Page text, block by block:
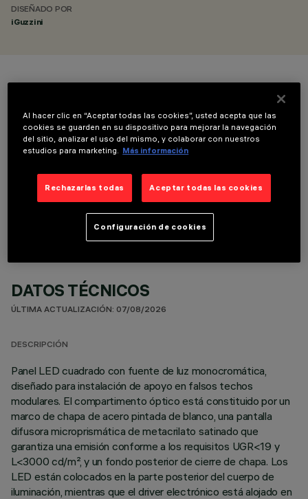
DISEÑADO POR
iGuzzini
COMPONENTES OPCIONALES
DATOS TÉCNICOS
ÚLTIMA ACTUALIZACIÓN: 07/08/2026
DESCRIPCIÓN
Panel LED cuadrado con fuente de luz monocromática,
diseñado para instalación de apoyo en falsos techos
modulares. El compartimento óptico está constituido por un
marco de chapa de acero pintada de blanco, una pantalla
difusora microprismática de metacrilato satinado que
garantiza una emisión conforme a los requisitos UGR<19 y
L<3000 cd/m², y un fondo posterior de cierre de chapa. Los
LED están colocados en la parte posterior del cuerpo de
iluminación, mientras que el driver electrónico está alojado en
Al hacer clic en “Aceptar todas las cookies”, usted acepta que las
cookies se guarden en su dispositivo para mejorar la navegación
del sitio, analizar el uso del mismo, y colaborar con nuestros
estudios para marketing. Más información
Rechazarlas todas Aceptar todas las cookies
Configuración de cookies